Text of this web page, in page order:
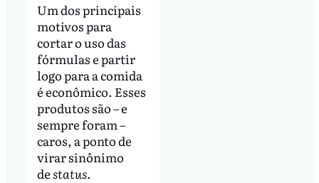
Um dos principais
motivos para
cortar o uso das
fórmulas e partir
logo para a comida
é econômico. Esses
produtos são – e
sempre foram –
caros, a ponto de
virar sinônimo
destatus.